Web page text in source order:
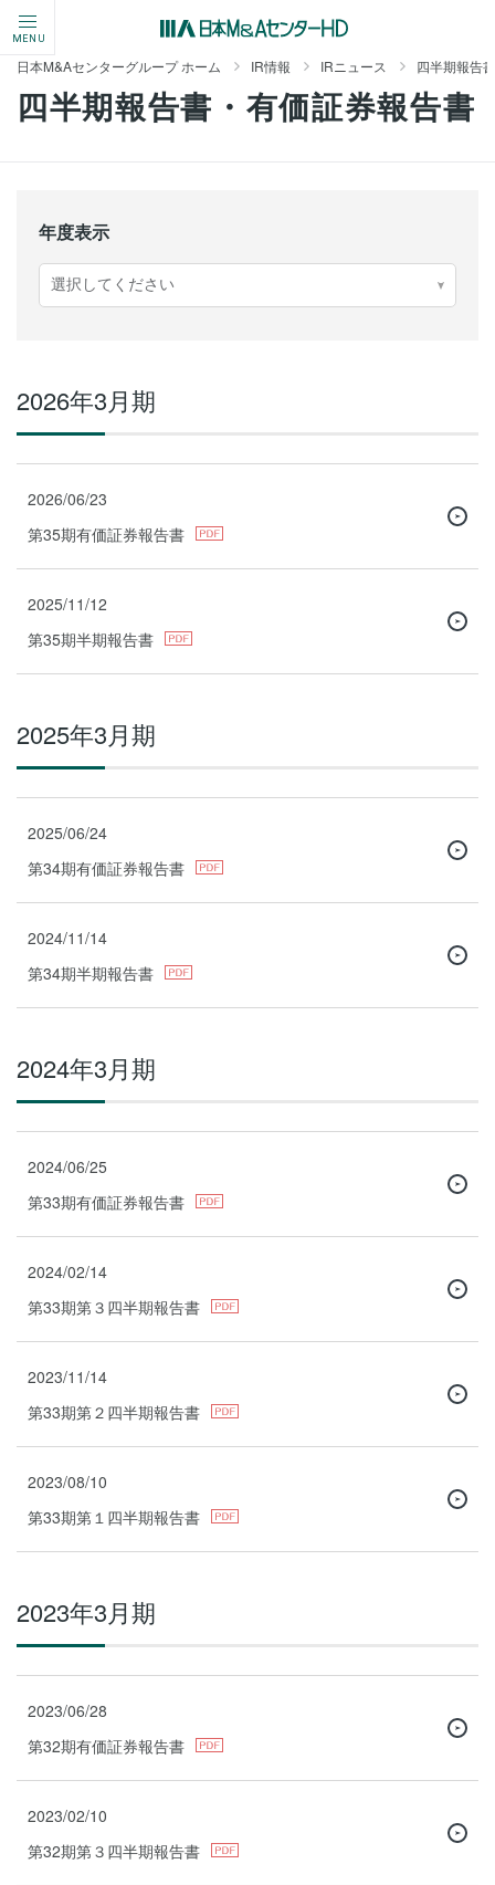
MENU
日本M&Aセンターグループ ホーム IR情報 IRニュース 四半期報告
四半期報告書・有価証券報告書
年度表示
2026年3月期
2026/06/23
第35期有価証券報告書
2025/11/12
第35期半期報告書
2025年3月期
2025/06/24
第34期有価証券報告書
2024/11/14
第34期半期報告書
2024年3月期
2024/06/25
第33期有価証券報告書
2024/02/14
第33期第３四半期報告書
2023/11/14
第33期第２四半期報告書
2023/08/10
第33期第１四半期報告書
2023年3月期
2023/06/28
第32期有価証券報告書
2023/02/10
第32期第３四半期報告書